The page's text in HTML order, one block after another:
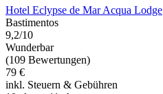
Hotel Eclypse de Mar Acqua Lodge
Bastimentos
9,2/10
Wunderbar
(109 Bewertungen)
79 €
inkl. Steuern & Gebühren